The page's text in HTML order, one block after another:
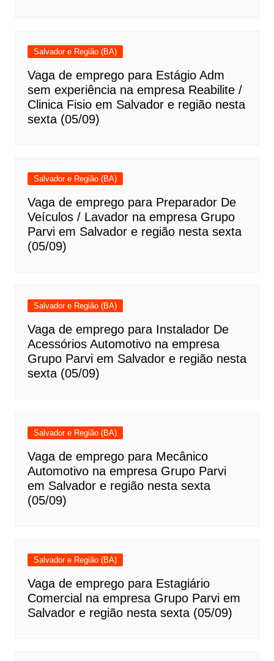
Salvador e Região (BA)
Vaga de emprego para Estágio Adm
sem experiência na empresa Reabilite /
Clinica Fisio em Salvador e região nesta
sexta (05/09)
Salvador e Região (BA)
Vaga de emprego para Preparador De
Veículos / Lavador na empresa Grupo
Parvi em Salvador e região nesta sexta
(05/09)
Salvador e Região (BA)
Vaga de emprego para Instalador De
Acessórios Automotivo na empresa
Grupo Parvi em Salvador e região nesta
sexta (05/09)
Salvador e Região (BA)
Vaga de emprego para Mecânico
Automotivo na empresa Grupo Parvi
em Salvador e região nesta sexta
(05/09)
Salvador e Região (BA)
Vaga de emprego para Estagiário
Comercial na empresa Grupo Parvi em
Salvador e região nesta sexta (05/09)